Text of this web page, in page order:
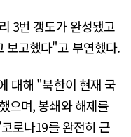
3번 갱도가 완성됐고
보고했다"고 부연했다.
대해 "북한이 현재 국
으며, 봉쇄와 해제를
로나19를 완전히 근